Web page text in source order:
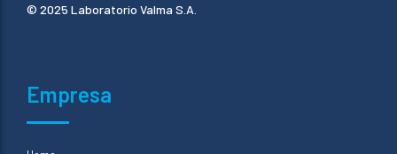
© 2025 Laboratorio Valma S.A.
Empresa